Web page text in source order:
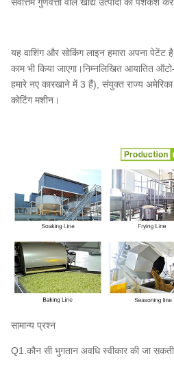
यह वाशिंग और सोकिंग लाइन हमारा अपना पेटेंट
काम भी किया जाएगा।निम्नलिखित आयातित
हमारे नए कारखाने में 3 हैं), संयुक्त राज्य
कोटिंग मशीन।
सामान्य प्रश्न
Q1.कौन सी भुगतान अवधि स्वीकार की जा